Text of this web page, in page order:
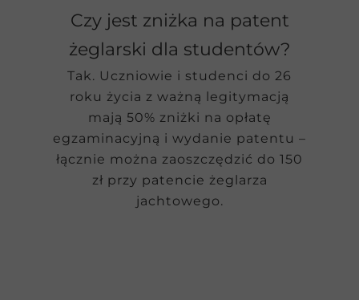
Czy jest zniżka na patent
żeglarski dla studentów?
Tak. Uczniowie i studenci do 26
roku życia z ważną legitymacją
mają 50% zniżki na opłatę
egzaminacyjną i wydanie patentu –
łącznie można zaoszczędzić do 150
zł przy patencie żeglarza
jachtowego.